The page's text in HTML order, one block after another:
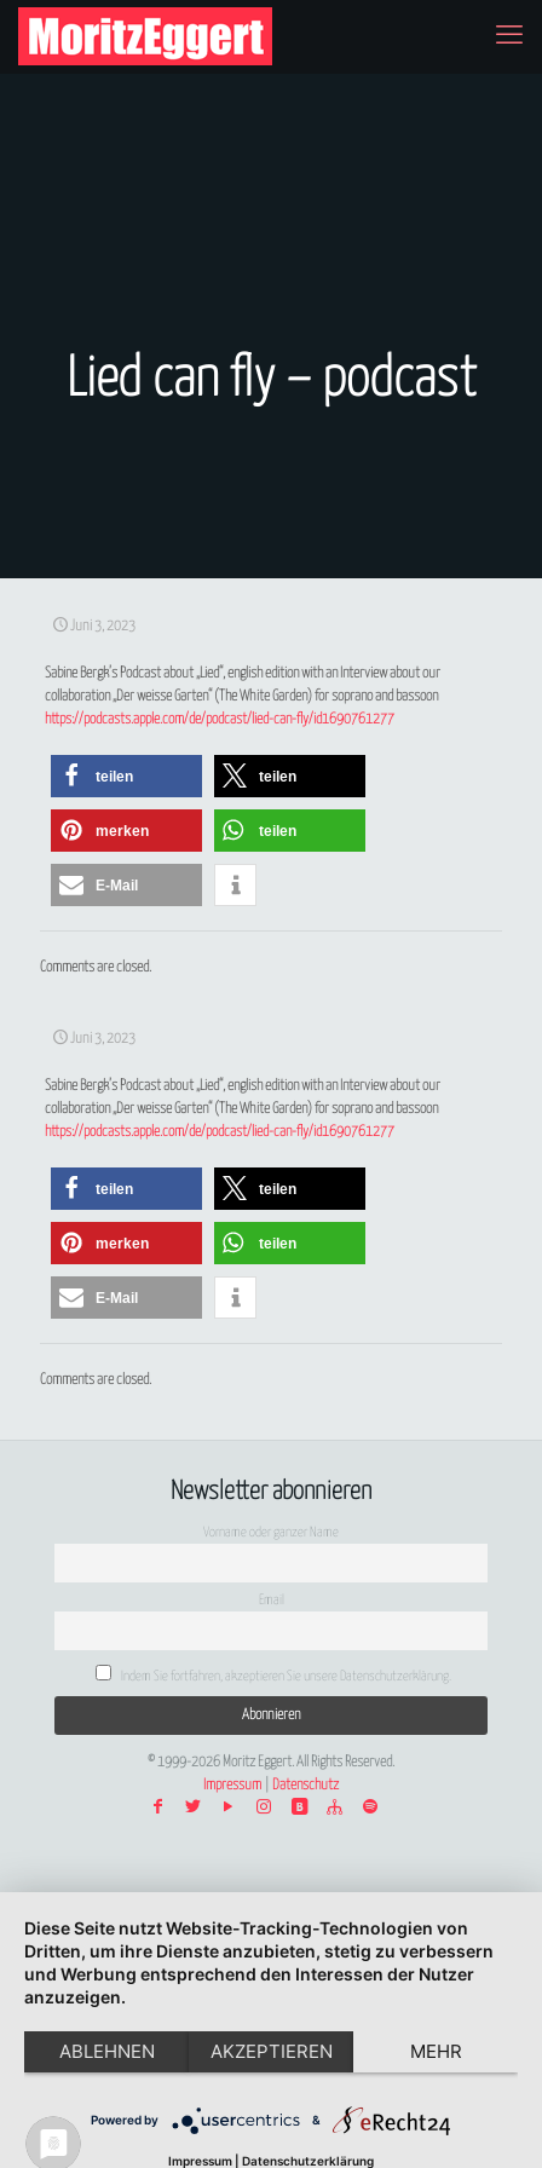
Lied can fly – podcast
Juni 3, 2023
Sabine Bergk’s Podcast about „Lied“, english edition with an Interview about our
collaboration „Der weisse Garten“ (The White Garden) for soprano and bassoon
https://podcasts.apple.com/de/podcast/lied-can-fly/id1690761277
teilen teilen
merken teilen
E-Mail
Comments are closed.
Juni 3, 2023
Sabine Bergk’s Podcast about „Lied“, english edition with an Interview about our
collaboration „Der weisse Garten“ (The White Garden) for soprano and bassoon
https://podcasts.apple.com/de/podcast/lied-can-fly/id1690761277
teilen teilen
merken teilen
E-Mail
Comments are closed.
Newsletter abonnieren
Vorname oder ganzer Name
Email
Indem Sie fortfahren, akzeptieren Sie unsere Datenschutzerklärung.
© 1999-2026 Moritz Eggert. All Rights Reserved.
Impressum
Datenschutz
Diese Seite nutzt Website-Tracking-Technologien von
Dritten, um ihre Dienste anzubieten, stetig zu verbessern
und Werbung entsprechend den Interessen der Nutzer
anzuzeigen.
ABLEHNEN AKZEPTIEREN MEHR
Powered by &
Impressum Datenschutzerklärung